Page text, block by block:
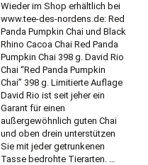
Wieder im Shop erhältlich bei
www.tee-des-nordens.de: Red
Panda Pumpkin Chai und Black
Rhino Cacoa Chai Red Panda
Pumpkin Chai 398 g. David Rio
Chai “Red Panda Pumpkin
Chai” 398 g. Limitierte Auflage
David Rio ist seit jeher ein
Garant für einen
außergewöhnlich guten Chai
und oben drein unterstützen
Sie mit jeder getrunkenen
Tasse bedrohte Tierarten. …